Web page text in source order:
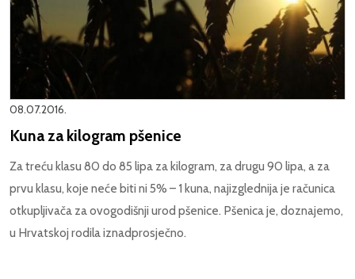
08.07.2016.
Kuna za kilogram pšenice
Za treću klasu 80 do 85 lipa za kilogram, za drugu 90 lipa, a za
prvu klasu, koje neće biti ni 5% – 1 kuna, najizglednija je računica
otkupljivača za ovogodišnji urod pšenice. Pšenica je, doznajemo,
u Hrvatskoj rodila iznadprosječno.